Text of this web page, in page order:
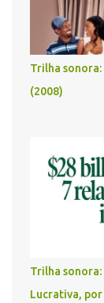
Trilha sonora:
(2008)
Trilha
Lucrativa, por